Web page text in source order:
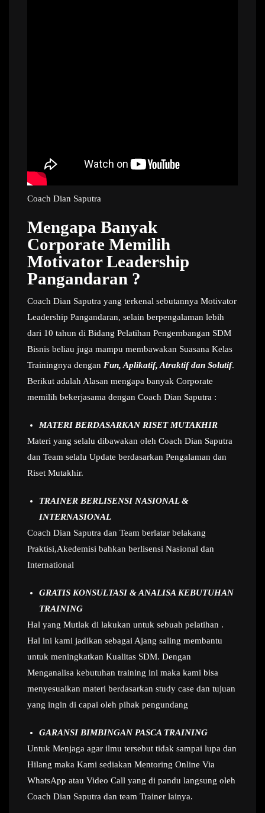
Coach Dian Saputra
Mengapa Banyak
Corporate Memilih
Motivator Leadership
Pangandaran ?
Coach Dian Saputra yang terkenal sebutannya Motivator
Leadership Pangandaran, selain berpengalaman lebih
dari 10 tahun di Bidang Pelatihan Pengembangan SDM
Bisnis beliau juga mampu membawakan Suasana Kelas
Trainingnya dengan Fun, Aplikatif, Atraktif dan Solutif.
Berikut adalah Alasan mengapa banyak Corporate
memilih bekerjasama dengan Coach Dian Saputra :
MATERI BERDASARKAN RISET MUTAKHIR
Materi yang selalu dibawakan oleh Coach Dian Saputra
dan Team selalu Update berdasarkan Pengalaman dan
Riset Mutakhir.
TRAINER BERLISENSI NASIONAL &
INTERNASIONAL
Coach Dian Saputra dan Team berlatar belakang
Praktisi,Akedemisi bahkan berlisensi Nasional dan
International
GRATIS KONSULTASI & ANALISA KEBUTUHAN
TRAINING
Hal yang Mutlak di lakukan untuk sebuah pelatihan .
Hal ini kami jadikan sebagai Ajang saling membantu
untuk meningkatkan Kualitas SDM. Dengan
Menganalisa kebutuhan training ini maka kami bisa
menyesuaikan materi berdasarkan study case dan tujuan
yang ingin di capai oleh pihak pengundang
GARANSI BIMBINGAN PASCA TRAINING
Untuk Menjaga agar ilmu tersebut tidak sampai lupa dan
Hilang maka Kami sediakan Mentoring Online Via
WhatsApp atau Video Call yang di pandu langsung oleh
Coach Dian Saputra dan team Trainer lainya.